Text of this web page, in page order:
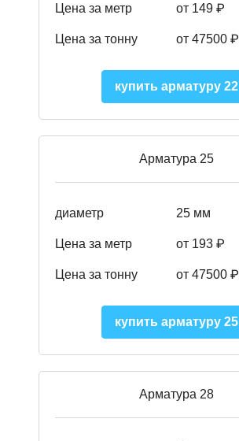
Цена за метр от 149 ₽
Цена за тонну от 47500 ₽
купить арматуру 22
Арматура 25
диаметр 25 мм
Цена за метр от 193 ₽
Цена за тонну от 47500 ₽
купить арматуру 25
Арматура 28